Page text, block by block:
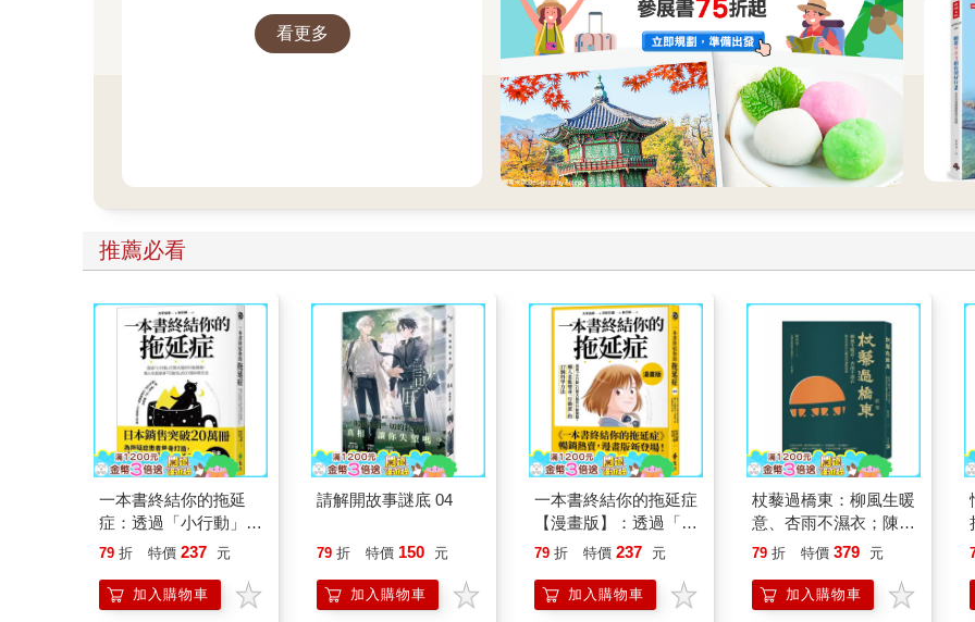
看更多
推薦必看
一本書終結你的拖延
症：透過「小行動」打
開大腦的行動開關，懶
的37個科學方法
79 折 特價 237 元
加入購物車
請解開故事謎底 04
79 折 特價 150 元
加入購物車
一本書終結你的拖延症
【漫畫版】：透過「小
行動」打開大腦的行動
「行動派」的37個科
學方法
79 折 特價 237 元
加入購物車
杖藜過橋東：柳風生暖
意、杏雨不濕衣；陳亮
恭談以心轉境的適齡漫
79 折 特價 379 元
加入購物車